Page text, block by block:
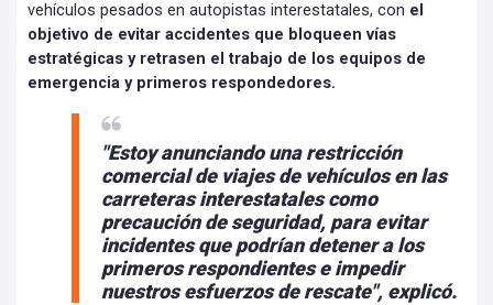
vehículos pesados en autopistas interestatales, con el
objetivo de evitar accidentes que bloqueen vías
estratégicas y retrasen el trabajo de los equipos de
emergencia y primeros respondedores.
"Estoy anunciando una restricción
comercial de viajes de vehículos en las
carreteras interestatales como
precaución de seguridad, para evitar
incidentes que podrían detener a los
primeros respondientes e impedir
nuestros esfuerzos de rescate", explicó.